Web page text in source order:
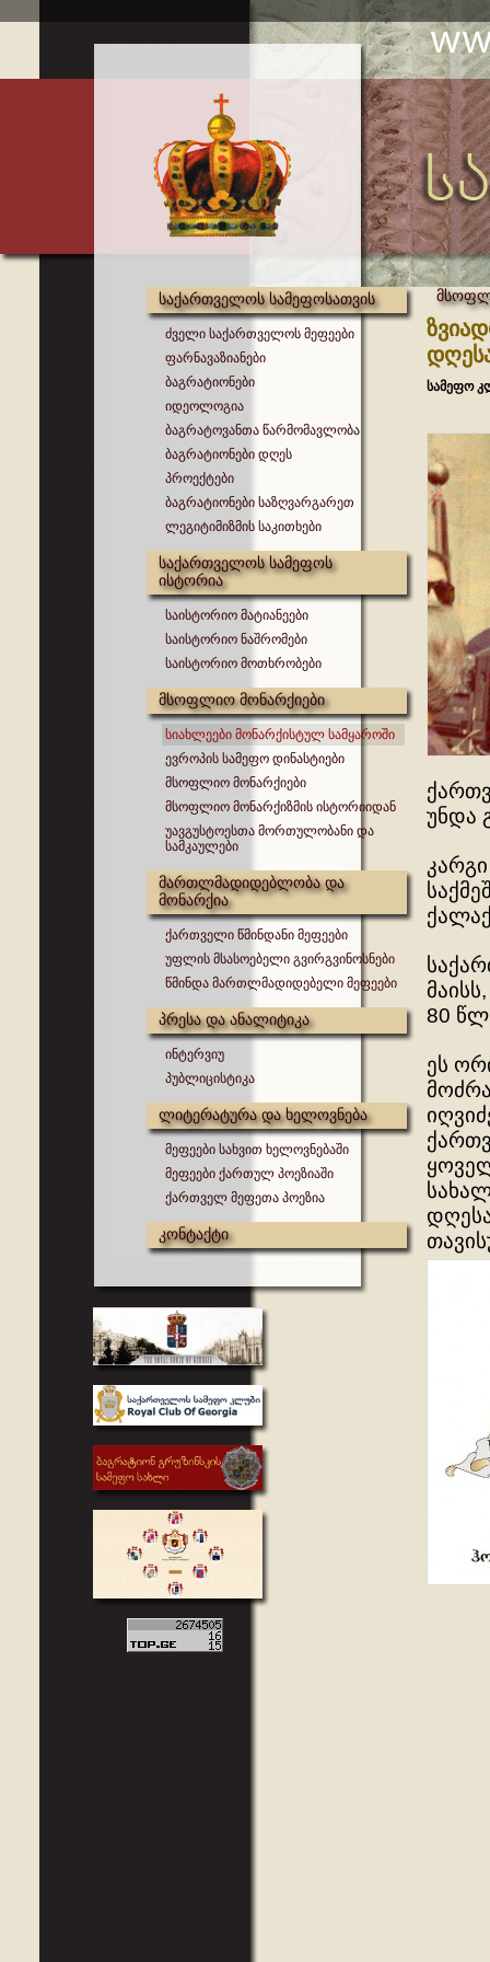
საქართველოს სამეფოსათვის
ძველი საქართველოს მეფეები
ფარნავაზიანები
ბაგრატიონები
იდეოლოგია
ბაგრატოვანთა წარმომავლობა
ბაგრატიონები დღეს
პროექტები
ბაგრატიონები საზღვარგარეთ
ლეგიტიმიზმის საკითხები
საქართველოს სამეფოს
ისტორია
საისტორიო მატიანეები
საისტორიო ნაშრომები
საისტორიო მოთხრობები
მსოფლიო მონარქიები
სიახლეები მონარქისტულ სამყაროში
ევროპის სამეფო დინასტიები
მსოფლიო მონარქიები
მსოფლიო მონარქიზმის ისტორიიდან
უავგუსტოესთა მორთულობანი და
სამკაულები
მართლმადიდებლობა და
მონარქია
ქართველი წმინდანი მეფეები
უფლის მსასოებელი გვირგვინოსნები
წმინდა მართლმადიდებელი მეფეები
პრესა და ანალიტიკა
ინტერვიუ
პუბლიცისტიკა
ლიტერატურა და ხელოვნება
მეფეები სახვით ხელოვნებაში
მეფეები ქართულ პოეზიაში
ქართველ მეფეთა პოეზია
კონტაქტი
სამეფო
უნდა
80
ეს